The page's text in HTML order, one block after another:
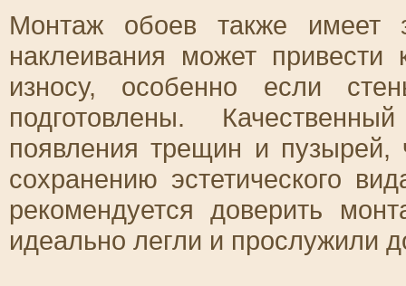
Монтаж обоев также имеет
наклеивания может
износу, особенно если
подготовлены.
появления трещин и пузырей,
сохранению эстетического
рекомендуется доверить
идеально легли и прослужили